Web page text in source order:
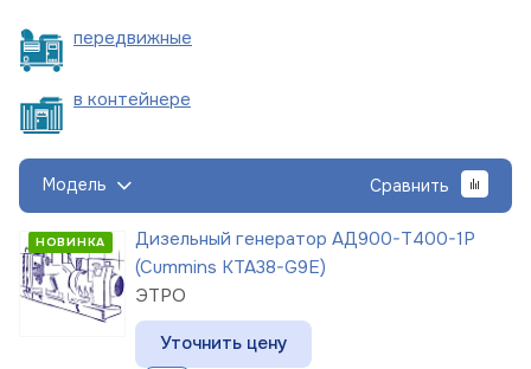
передвижные
в контейнере
Модель Сравнить
НОВИНКА
Дизельный генератор АД900-Т400-1Р
(Cummins KTA38-G9E)
ЭТРО
Уточнить цену